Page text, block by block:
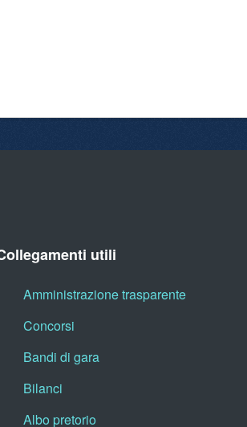
utili
Amministrazione trasparente
Concorsi
Bandi di gara
Bilanci
Albo pretorio